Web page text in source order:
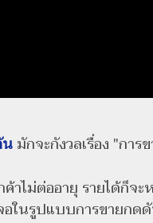
มักจะกังวลเรื่อง "การ
าไม่ต่ออายุ รายได้ก็จ
ในรูปแบบการขายกด